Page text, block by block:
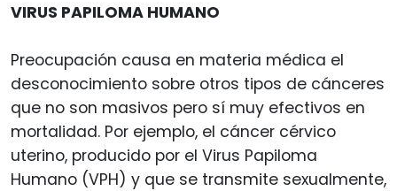
VIRUS PAPILOMA HUMANO
Preocupación causa en materia médica el
desconocimiento sobre otros tipos de cánceres
que no son masivos pero sí muy efectivos en
mortalidad. Por ejemplo, el cáncer cérvico
uterino, producido por el Virus Papiloma
Humano (VPH) y que se transmite sexualmente,